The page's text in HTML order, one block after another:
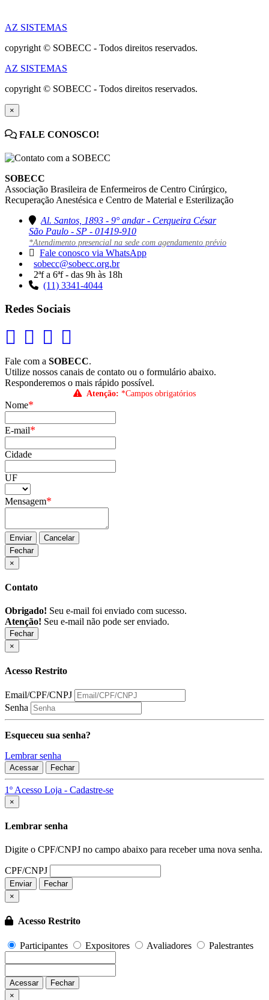
AZ SISTEMAS
copyright © SOBECC - Todos direitos reservados.
AZ SISTEMAS
copyright © SOBECC - Todos direitos reservados.
×
FALE CONOSCO!
SOBECC
Associação Brasileira de Enfermeiros de Centro Cirúrgico,
Recuperação Anestésica e Centro de Material e Esterilização
Al. Santos, 1893 - 9° andar - Cerqueira César
São Paulo - SP - 01419-910
*Atendimento presencial na sede com agendamento prévio
Fale conosco via WhatsApp
sobecc@sobecc.org.br
2ªf a 6ªf - das 9h às 18h
(11) 3341-4044
Redes Sociais
Fale com a SOBECC.
Utilize nossos canais de contato ou o formulário abaixo.
Responderemos o mais rápido possível.
Atenção: *Campos obrigatórios
Nome*
E-mail*
Cidade
UF
Mensagem*
Enviar
Cancelar
Fechar
×
Contato
Obrigado! Seu e-mail foi enviado com sucesso.
Atenção! Seu e-mail não pode ser enviado.
Fechar
×
Acesso Restrito
Email/CPF/CNPJ
Senha
Esqueceu sua senha?
Lembrar senha
Acessar Fechar
1º Acesso Loja - Cadastre-se
×
Lembrar senha
Digite o CPF/CNPJ no campo abaixo para receber uma nova senha.
CPF/CNPJ
Enviar
Fechar
×
Acesso Restrito
Participantes Expositores Avaliadores Palestrantes
Acessar
Fechar
×